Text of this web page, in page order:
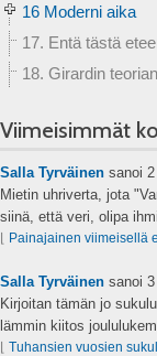
16 Moderni aika
17. Entä tästä
18. Girardin
Viimeisimmät
Salla Tyrväinen sanoi
Mietin uhriverta, jota
siinä, että veri, olipa
⌊ Painajainen viimeisellä
Salla Tyrväinen sanoi
Kirjoitan tämän jo
lämmin kiitos
⌊ Tuhansien vuosien